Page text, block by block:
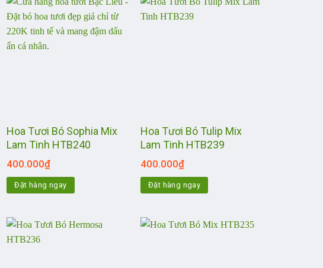
Hoa Tươi Bó Sophia Mix
Lam Tinh HTB240
400.000₫
Đặt hàng ngay
Hoa Tươi Bó Tulip Mix
Lam Tinh HTB239
400.000₫
Đặt hàng ngay